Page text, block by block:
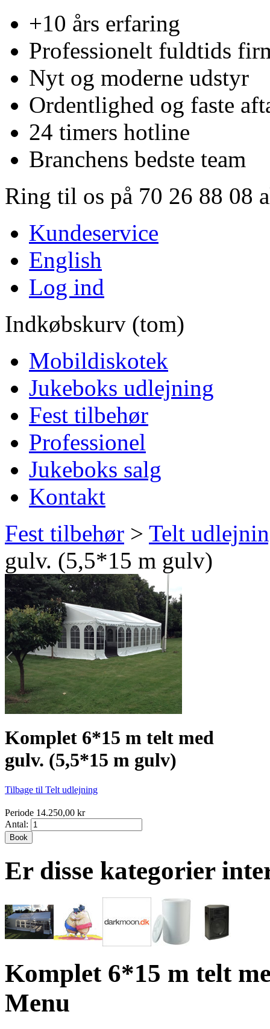
+10 års erfaring
Professionelt fuldtids
Nyt og moderne udstyr
Ordentlighed og faste
24 timers hotline
Branchens bedste team
Ring til os på 70 26 88 08
Kundeservice
English
Log ind
Indkøbskurv (tom)
Mobildiskotek
Jukeboks udlejning
Fest tilbehør
Professionel
Jukeboks salg
Kontakt
Fest tilbehør > Telt
gulv. (5,5*15 m gulv)
Komplet 6*15 m telt med
gulv. (5,5*15 m gulv)
Tilbage til Telt udlejning
Periode 14.250,00 kr
Antal:
Book
Er disse kategorier
Komplet 6*15 m telt
Menu